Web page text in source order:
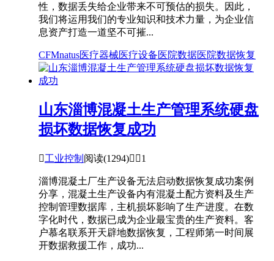
性，数据丢失给企业带来不可预估的损失。因此，
我们将运用我们的专业知识和技术力量，为企业信
息资产打造一道坚不可摧...
CFMnatus医疗器械医疗设备医院数据医院数据恢复
山东淄博混凝土生产管理系统硬盘
损坏数据恢复成功
工业控制 阅读(1294) 1
淄博混凝土厂生产设备无法启动数据恢复成功案例
分享，混凝土生产设备内有混凝土配方资料及生产
控制管理数据库，主机损坏影响了生产进度。在数
字化时代，数据已成为企业最宝贵的生产资料。客
户慕名联系开天辟地数据恢复，工程师第一时间展
开数据救援工作，成功...